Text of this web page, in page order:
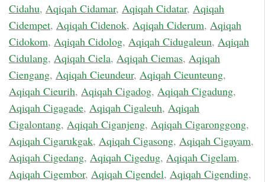
Cidahu, Aqiqah Cidamar, Aqiqah Cidatar, Aqiqah
Cidempet, Aqiqah Cidenok, Aqiqah Ciderum, Aqiqah
Cidokom, Aqiqah Cidolog, Aqiqah Cidugaleun, Aqiqah
Cidulang, Aqiqah Ciela, Aqiqah Ciemas, Aqiqah
Ciengang, Aqiqah Cieundeur, Aqiqah Cieunteung,
Aqiqah Cieurih, Aqiqah Cigadog, Aqiqah Cigadung,
Aqiqah Cigagade, Aqiqah Cigaleuh, Aqiqah
Cigalontang, Aqiqah Ciganjeng, Aqiqah Cigaronggong,
Aqiqah Cigarukgak, Aqiqah Cigasong, Aqiqah Cigayam,
Aqiqah Cigedang, Aqiqah Cigedug, Aqiqah Cigelam,
Aqiqah Cigembor, Aqiqah Cigendel, Aqiqah Cigending,